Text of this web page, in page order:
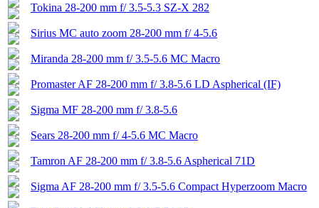
Tokina 28-200 mm f/ 3.5-5.3 SZ-X 282
Sirius MC auto zoom 28-200 mm f/ 4-5.6
Miranda 28-200 mm f/ 3.5-5.6 MC Macro
Promaster AF 28-200 mm f/ 3.8-5.6 LD Aspherical (IF)
Sigma MF 28-200 mm f/ 3.8-5.6
Sears 28-200 mm f/ 4-5.6 MC Macro
Tamron AF 28-200 mm f/ 3.8-5.6 Aspherical 71D
Sigma AF 28-200 mm f/ 3.5-5.6 Compact Hyperzoom Macro